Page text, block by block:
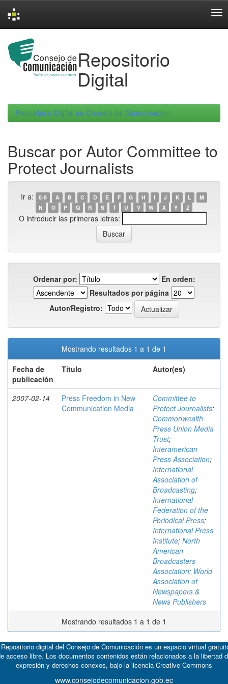
navigation
Repositorio
Digital
Repositorio Digital de Consejo de Comunicacion
Buscar por Autor Committee to
Protect Journalists
Ir a: 0-9 A B C D E F G H I J K L
M
N
O P Q R S T U V W X Y Z
O introducir las primeras letras:
Ordenar por:
En orden:
Resultados por página
Autor/Registro:
Mostrando resultados 1 a 1 de 1
Fecha de
publicación
Título Autor(es)
2007-02-14
Press Freedom in New
Communication Media
Committee to
Protect Journalists;
Commonwealth
Press Union Media
Trust;
Interamerican
Press Association;
International
Association of
Broadcasting;
International
Federation of the
Periodical Press;
International Press
Institute; North
American
Broadcasters
Association; World
Association of
Newspapers &
News Publishers
Mostrando resultados 1 a 1 de 1
digital del Consejo de Comunicación es un espacio virtual
acceso libre. Los documentos contenidos están relacionados a la libertad
expresión y derechos conexos, bajo la licencia Creative Commons
www.consejodecomunicacion.gob.ec